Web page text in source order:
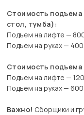
Стоимость подъема
стол, тумба):
Подъем на лифте —
Подъем на руках —
Стоимость
Подъем на лифте —
Подъем на руках —
Важно! Сборщики и